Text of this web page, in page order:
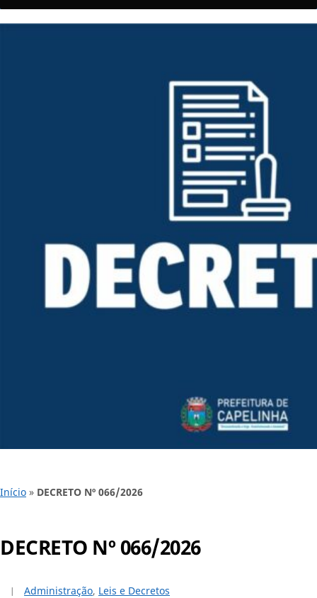
Início » DECRETO Nº 066/2026
DECRETO Nº 066/2026
Administração, Leis e Decretos